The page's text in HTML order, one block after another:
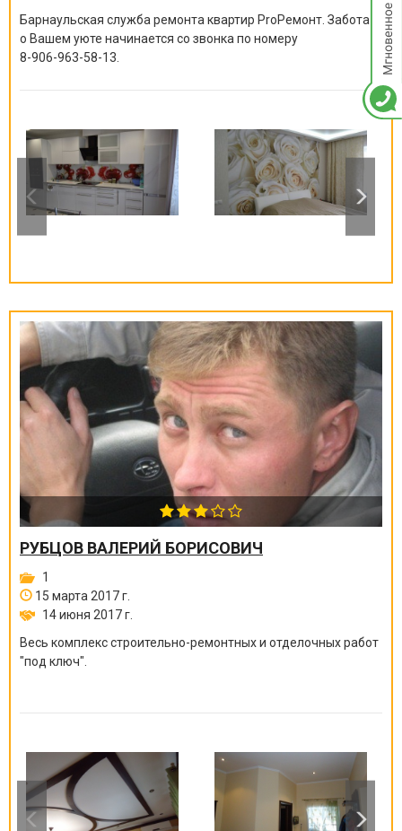
Барнаульская служба ремонта квартир ProРемонт. Забота
о Вашем уюте начинается со звонка по номеру
8-906-963-58-13
РУБЦОВ ВАЛЕРИЙ БОРИСОВИЧ
1
15 марта 2017 г.
14 июня 2017 г.
Весь комплекс строительно-ремонтных и отделочных работ
"под ключ".